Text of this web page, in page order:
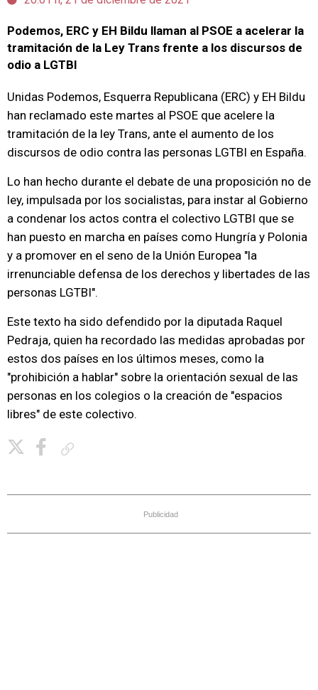
Podemos, ERC y EH Bildu llaman al PSOE a acelerar la
tramitación de la Ley Trans frente a los discursos de
odio a LGTBI
Unidas Podemos, Esquerra Republicana (ERC) y EH Bildu
han reclamado este martes al PSOE que acelere la
tramitación de la ley Trans, ante el aumento de los
discursos de odio contra las personas LGTBI en España.
Lo han hecho durante el debate de una proposición no de
ley, impulsada por los socialistas, para instar al Gobierno
a condenar los actos contra el colectivo LGTBI que se
han puesto en marcha en países como Hungría y Polonia
y a promover en el seno de la Unión Europea "la
irrenunciable defensa de los derechos y libertades de las
personas LGTBI".
Este texto ha sido defendido por la diputada Raquel
Pedraja, quien ha recordado las medidas aprobadas por
estos dos países en los últimos meses, como la
"prohibición a hablar" sobre la orientación sexual de las
personas en los colegios o la creación de "espacios
libres" de este colectivo.
Publicidad